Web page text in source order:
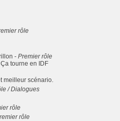
rôle
- Premier rôle
tourne en IDF
meilleur scénario.
/ Dialogues
rôle
rôle